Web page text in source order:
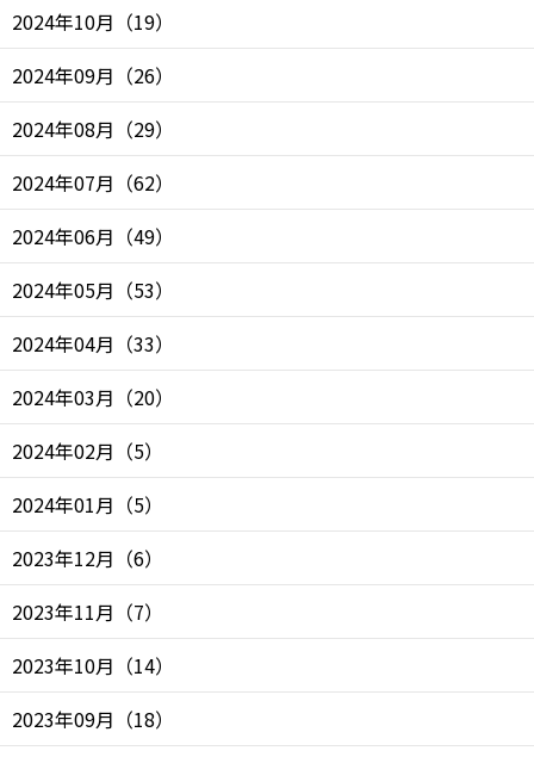
2024年10月 （19）
2024年09月 （26）
2024年08月 （29）
2024年07月 （62）
2024年06月 （49）
2024年05月 （53）
2024年04月 （33）
2024年03月 （20）
2024年02月 （5）
2024年01月 （5）
2023年12月 （6）
2023年11月 （7）
2023年10月 （14）
2023年09月 （18）